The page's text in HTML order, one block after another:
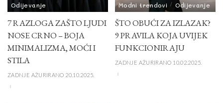
Odijevanje
7 RAZLOGA ZAŠTO LJUDI
NOSE CRNO – BOJA
MINIMALIZMA, MOĆI I
STILA
ZADNJE AŽURIRANO 20.10.2025.
Modni trendovi Odijevanje
ŠTO OBUĆI ZA IZLAZAK?
9 PRAVILA KOJA UVIJEK
FUNKCIONIRAJU
ZADNJE AŽURIRANO 10.02.2025.